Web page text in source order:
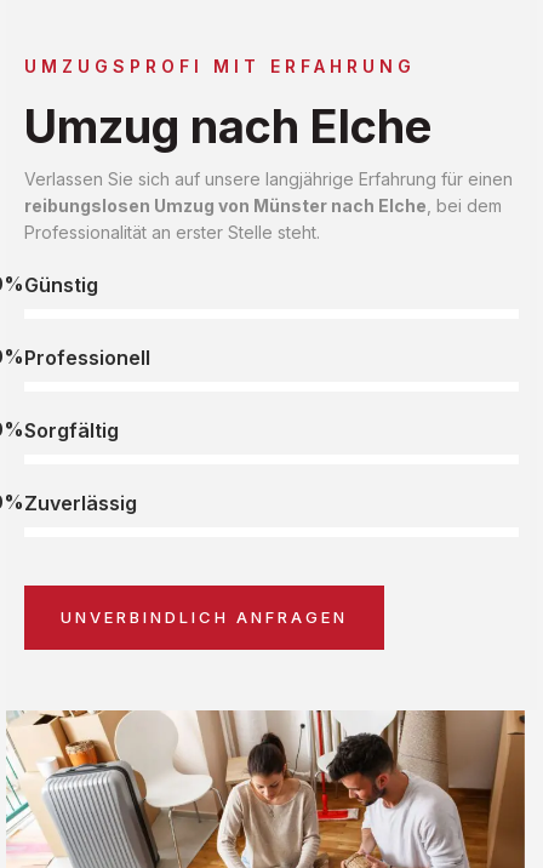
UMZUGSPROFI MIT ERFAHRUNG
Umzug nach Elche
Verlassen Sie sich auf unsere langjährige Erfahrung für einen
reibungslosen Umzug von Münster nach Elche , bei dem
Professionalität an erster Stelle steht.
Günstig
Professionell
Sorgfältig
Zuverlässig
UNVERBINDLICH ANFRAGEN